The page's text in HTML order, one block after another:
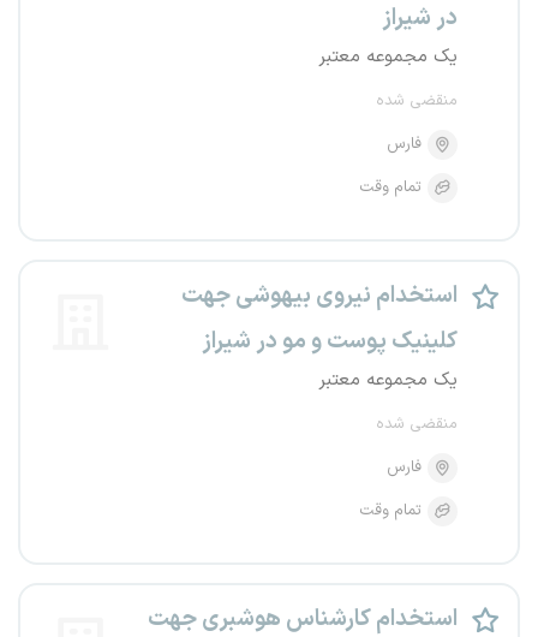
در شیراز
یک مجموعه معتبر
منقضی شده
فارس
تمام وقت
استخدام نیروی بیهوشی جهت
کلینیک پوست و مو در شیراز
یک مجموعه معتبر
منقضی شده
فارس
تمام وقت
استخدام کارشناس هوشبری جهت